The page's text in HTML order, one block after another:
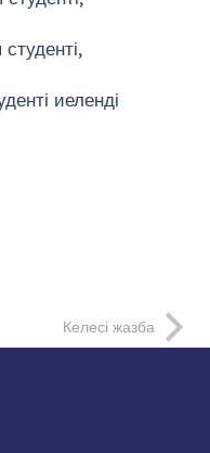
иеленді
Келесі жазба